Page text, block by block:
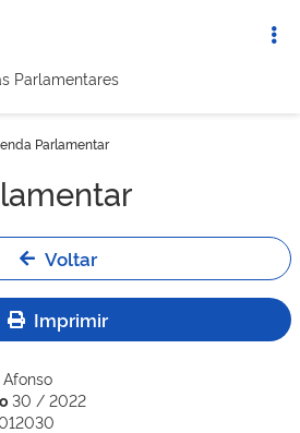
Parlamentares
Parlamentar
Voltar
Imprimir
30 / 2022